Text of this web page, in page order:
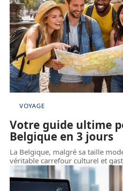
VOYAGE
Votre guide ultime
Belgique en 3 jours
La Belgique, malgré sa taille
véritable carrefour culturel et